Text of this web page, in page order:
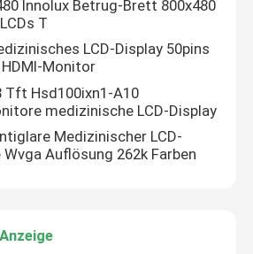
Anzeige
Innolux Betrug-Brett 800x480
T
LCD-Display 50pins
Monitor
Tft Hsd100ixn1-A10
medizinische LCD-Display
Medizinischer LCD-
Auflösung 262k Farben